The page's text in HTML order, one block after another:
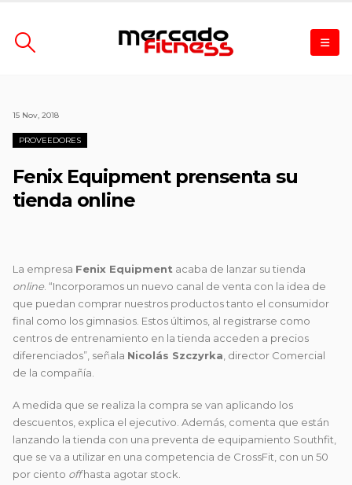
15 Nov, 2018
PROVEEDORES
Fenix Equipment prensenta su
tienda online
La empresa Fenix Equipment acaba de lanzar su tienda
online. “Incorporamos un nuevo canal de venta con la idea de
que puedan comprar nuestros productos tanto el consumidor
final como los gimnasios. Estos últimos, al registrarse como
centros de entrenamiento en la tienda acceden a precios
diferenciados”, señala Nicolás Szczyrka , director Comercial
de la compañía.
A medida que se realiza la compra se van aplicando los
descuentos, explica el ejecutivo. Además, comenta que están
lanzando la tienda con una preventa de equipamiento Southfit,
que se va a utilizar en una competencia de CrossFit, con un 50
por ciento offhasta agotar stock.